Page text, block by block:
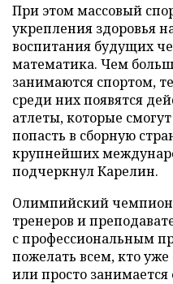
При этом массовый
укрепления здоровья
воспитания будущих
математика. Чем
занимаются спортом,
среди них появятся
атлеты, которые
попасть в сборную
крупнейших
подчеркнул Карелин.
Олимпийский чемпион
тренеров и
с профессиональным
пожелать всем, кто
или просто